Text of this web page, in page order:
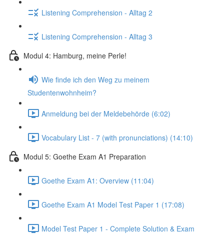
Listening Comprehension - Alltag 2
Listening Comprehension - Alltag 3
Modul 4: Hamburg, meine Perle!
Wie finde ich den Weg zu meinem
Studentenwohnheim?
Anmeldung bei der Meldebehörde (6:02)
Vocabulary List - 7 (with pronunciations) (14:10)
Modul 5: Goethe Exam A1 Preparation
Goethe Exam A1: Overview (11:04)
Goethe Exam A1 Model Test Paper 1 (17:08)
Model Test Paper 1 - Complete Solution & Exam